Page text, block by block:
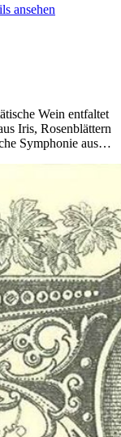
ansehen
Wein entfaltet
Iris, Rosenblättern
Symphonie aus…